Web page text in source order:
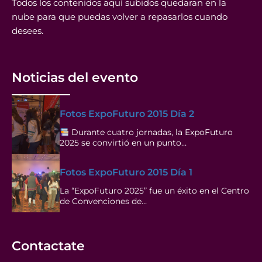
Todos los contenidos aquí subidos quedaran en la
nube para que puedas volver a repasarlos cuando
desees.
Noticias del evento
Fotos ExpoFuturo 2015 Día 2
Durante cuatro jornadas, la ExpoFuturo
2025 se convirtió en un punto…
Fotos ExpoFuturo 2015 Día 1
La “ExpoFuturo 2025” fue un éxito en el Centro
de Convenciones de…
Contactate